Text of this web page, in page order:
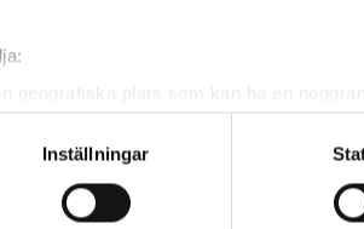
uppgifter behandlas och ställ in dina
helst från cookie-förklaringen.
Inställningar